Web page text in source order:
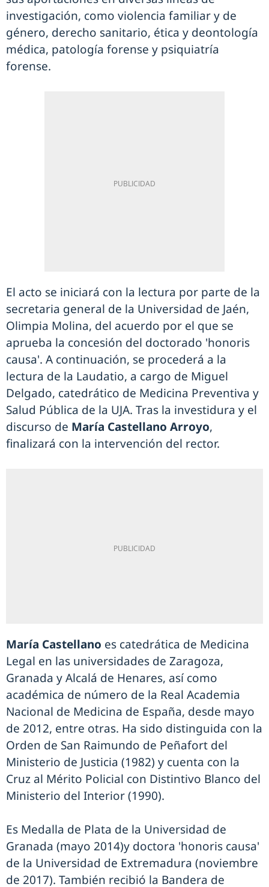
investigación, como violencia familiar y de
género, derecho sanitario, ética y deontología
médica, patología forense y psiquiatría
forense.
El acto se iniciará con la lectura por parte de la
secretaria general de la Universidad de Jaén,
Olimpia Molina, del acuerdo por el que se
aprueba la concesión del doctorado 'honoris
causa'. A continuación, se procederá a la
lectura de la Laudatio, a cargo de Miguel
Delgado, catedrático de Medicina Preventiva y
Salud Pública de la UJA. Tras la investidura y el
discurso de María Castellano Arroyo,
finalizará con la intervención del rector.
María Castellano es catedrática de Medicina
Legal en las universidades de Zaragoza,
Granada y Alcalá de Henares, así como
académica de número de la Real Academia
Nacional de Medicina de España, desde mayo
de 2012, entre otras. Ha sido distinguida con la
Orden de San Raimundo de Peñafort del
Ministerio de Justicia (1982) y cuenta con la
Cruz al Mérito Policial con Distintivo Blanco del
Ministerio del Interior (1990).
Es Medalla de Plata de la Universidad de
Granada (mayo 2014)y doctora 'honoris causa'
de la Universidad de Extremadura (noviembre
de 2017). También recibió la Bandera de